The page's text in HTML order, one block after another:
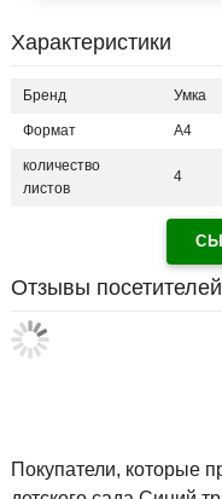
Характеристики
Бренд Умка
Формат A4
количество
листов
4
Отзывы
Покупатели, которые